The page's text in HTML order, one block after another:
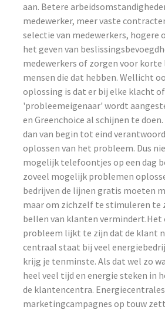
aan. Betere
medewerker, meer vaste
selectie van medewerkers, hogere
het geven van
medewerkers of zorgen voor korte
mensen die dat hebben. Wellicht
oplossing is dat er bij elke klacht
'probleemeigenaar' wordt
en Greenchoice al schijnen te
dan van begin tot eind
oplossen van het probleem. Dus
mogelijk telefoontjes op een dag
zoveel mogelijk problemen
bedrijven de lijnen gratis moeten
maar om zichzelf te stimuleren te
bellen van klanten vermindert.Het
probleem lijkt te zijn dat de klant
centraal staat bij veel
krijg je tenminste. Als dat wel zo
heel veel tijd en energie steken in
de klantencentra.
marketingcampagnes op touw